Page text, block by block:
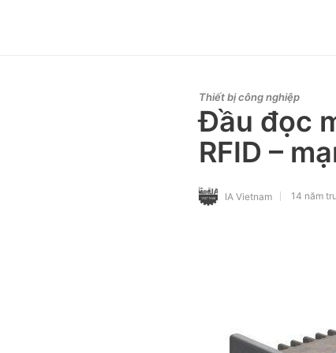
Thiết bị công nghiệp
Đầu đọc
RFID –
IA Vietnam 14 năm